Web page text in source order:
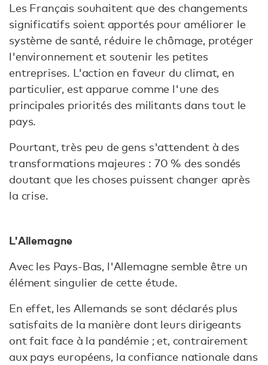
Les Français souhaitent que des changements
significatifs soient apportés pour améliorer le
système de santé, réduire le chômage, protéger
l'environnement et soutenir les petites
entreprises. L'action en faveur du climat, en
particulier, est apparue comme l'une des
principales priorités des militants dans tout le
pays.
Pourtant, très peu de gens s'attendent à des
transformations majeures : 70 % des sondés
doutant que les choses puissent changer après
la crise.
L'Allemagne
Avec les Pays-Bas, l'Allemagne semble être un
élément singulier de cette étude.
En effet, les Allemands se sont déclarés plus
satisfaits de la manière dont leurs dirigeants
ont fait face à la pandémie ; et, contrairement
aux pays européens, la confiance nationale dans